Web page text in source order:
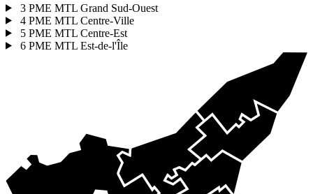
3 PME MTL Grand Sud-Ouest
4 PME MTL Centre-Ville
5 PME MTL Centre-Est
6 PME MTL Est-de-l'Île